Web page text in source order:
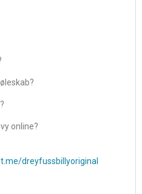
online?
t.me/dreyfussbillyoriginal